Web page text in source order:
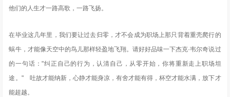
他们的人生才一路高歌，一路飞扬。
在毕业这几年里，我们要让过去归零，才不会成为职场上那只背着重壳爬行的
蜗牛，才能像天空中的鸟儿那样轻盈地飞翔。请好好品味一下杰克·韦尔奇说过
的一句话："纠正自己的行为，认清自己，从零开始，你将重新走上职场坦
途。" 吐故才能纳新，心静才能身凉，有舍才能有得，杯空才能水满，放下才
能超越。